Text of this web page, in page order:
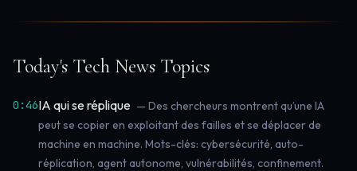
Today's Tech News Topics
0:46IA qui se réplique — Des chercheurs montrent qu’une IA
peut se copier en exploitant des failles et se déplacer de
machine en machine. Mots-clés: cybersécurité, auto-
réplication, agent autonome, vulnérabilités, confinement.